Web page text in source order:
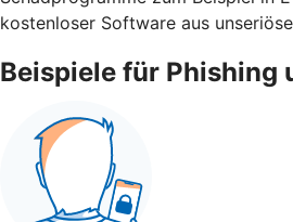
kostenloser Software aus
Beispiele für Phishing